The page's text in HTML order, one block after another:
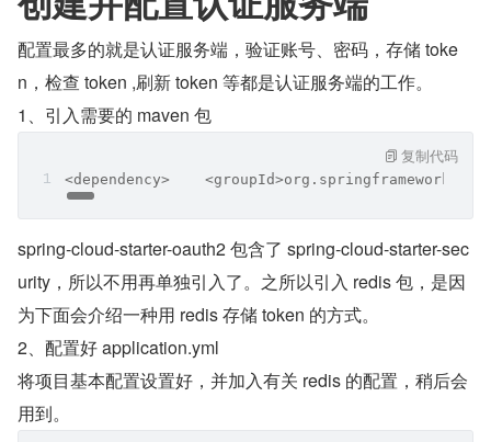
配置最多的就是认证服务端，验证账号、密码，存储 toke
n，检查 token ,刷新 token 等都是认证服务端的工作。
1、引入需要的 maven 包
<dependency>
复制代码
spring-cloud-starter-oauth2 包含了 spring-cloud-starter-sec
urity，所以不用再单独引入了。之所以引入 redis 包，是因
为下面会介绍一种用 redis 存储 token 的方式。
2、配置好 application.yml
将项目基本配置设置好，并加入有关 redis 的配置，稍后会
用到。